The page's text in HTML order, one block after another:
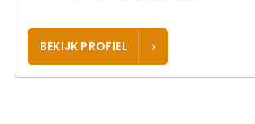
BEKIJK PROFIEL